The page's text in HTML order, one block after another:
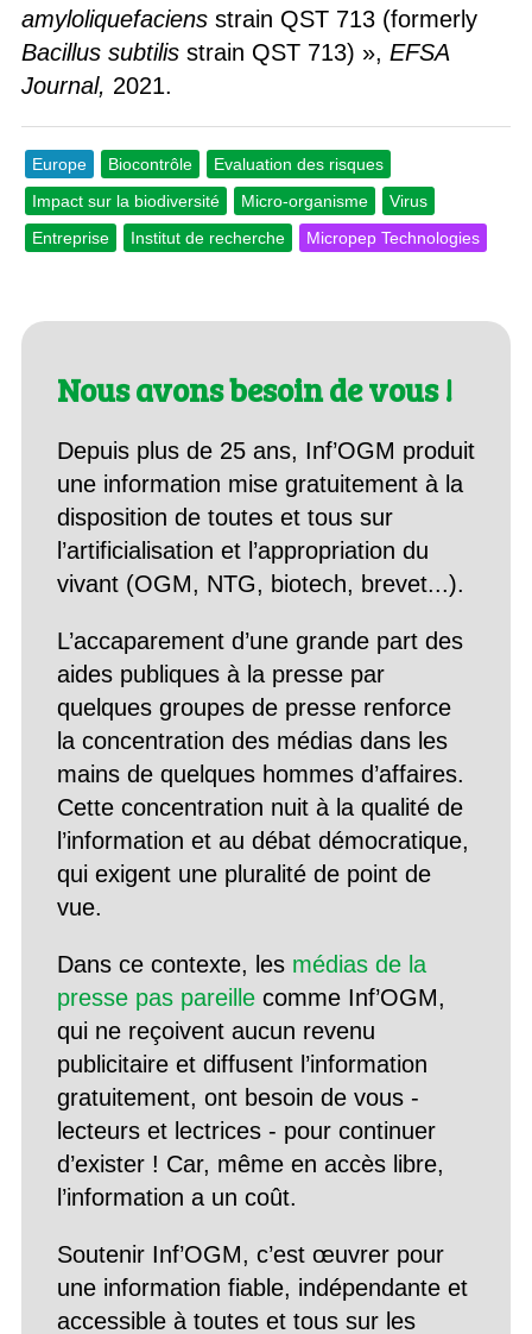
amyloliquefaciensstrain QST 713 (formerly
Bacillus subtilisstrain QST 713) », EFSA
Journal, 2021.
Europe Biocontrôle
Evaluation des risques
Impact sur la biodiversité
Micro-organisme
Virus
Entreprise
Institut de recherche Micropep Technologies
Nous avons besoin de vous !
Depuis plus de 25 ans, Inf’OGM produit
une information mise gratuitement à la
disposition de toutes et tous sur
l’artificialisation et l’appropriation du
vivant (OGM, NTG, biotech, brevet...).
L’accaparement d’une grande part des
aides publiques à la presse par
quelques groupes de presse renforce
la concentration des médias dans les
mains de quelques hommes d’affaires.
Cette concentration nuit à la qualité de
l’information et au débat démocratique,
qui exigent une pluralité de point de
vue.
Dans ce contexte, les médias de la
presse pas pareillecomme Inf’OGM,
qui ne reçoivent aucun revenu
publicitaire et diffusent l’information
gratuitement, ont besoin de vous -
lecteurs et lectrices - pour continuer
d’exister ! Car, même en accès libre,
l’information a un coût.
Soutenir Inf’OGM, c’est œuvrer pour
une information fiable, indépendante et
accessible à toutes et tous sur les